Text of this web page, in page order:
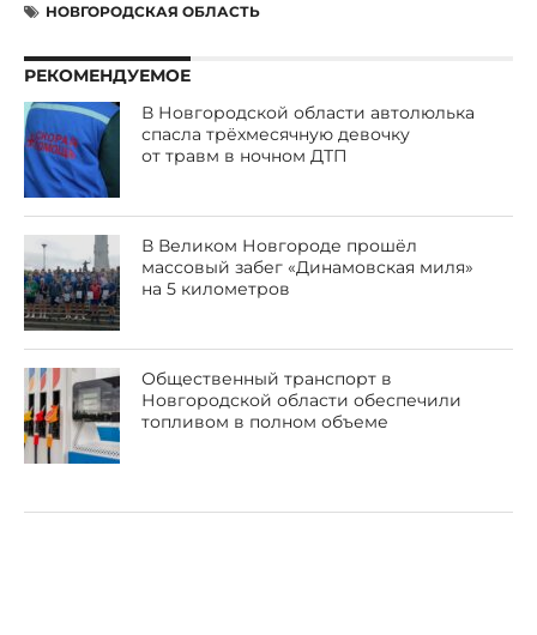
НОВГОРОДСКАЯ ОБЛАСТЬ
РЕКОМЕНДУЕМОЕ
В Новгородской области автолюлька
спасла трёхмесячную девочку
от травм в ночном ДТП
В Великом Новгороде прошёл
массовый забег «Динамовская миля»
на 5 километров
Общественный транспорт в
Новгородской области обеспечили
топливом в полном объеме